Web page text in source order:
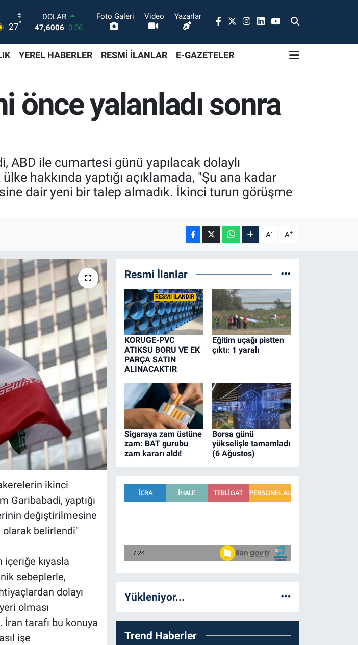
27°
DOLAR
47,6006 0.06
STERLİN
6500.87
BİST100
13.799 70
Foto Galeri Video Yazarlar
YEREL HABERLER RESMİ İLANLAR E-GAZETELER
önce yalanladı sonra
ABD ile cumartesi günü yapılacak dolaylı
hakkında yaptığı açıklamada, "Şu ana kadar
dair yeni bir talep almadık. İkinci turun görüşme
A- A+
ikinci
Garibabadi, yaptığı
değiştirilmesine
olarak belirlendi"
içeriğe kıyasla
sebeplerle,
dolayı
olması
İran tarafı bu konuya
işe
Resmi İlanlar
RESMİ İLANDIR
KORUGE-PVC
ATIKSU BORU VE EK
PARÇA SATIN
ALINACAKTIR
Eğitim uçağı pistten
çıktı: 1 yaralı
Sigaraya zam üstüne
zam: BAT gurubu
zam kararı aldı!
Borsa günü
yükselişle tamamladı
(6 Ağustos)
Yükleniyor...
Trend Haberler